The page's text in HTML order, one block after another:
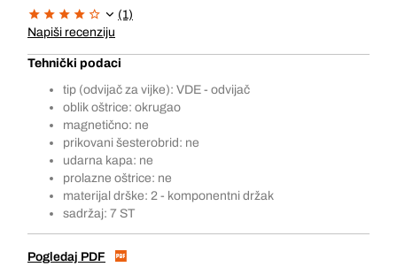
(1)
Napiši recenziju
Tehnički podaci
tip (odvijač za vijke): VDE - odvijač
oblik oštrice: okrugao
magnetično: ne
prikovani šesterobrid: ne
udarna kapa: ne
prolazne oštrice: ne
materijal drške: 2 - komponentni držak
sadržaj: 7 ST
Pogledaj PDF